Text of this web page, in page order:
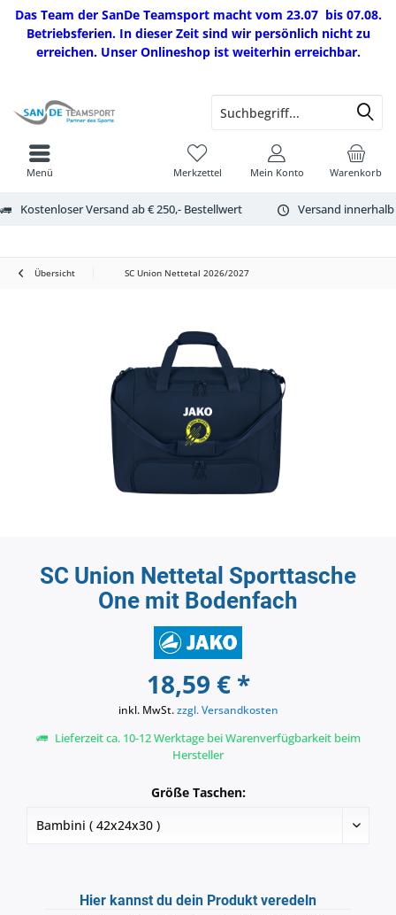
Das Team der SanDe Teamsport macht vom 23.07 bis 07.08.
Betriebsferien. In dieser Zeit sind wir persönlich nicht zu
erreichen. Unser Onlineshop ist weiterhin erreichbar.
Kostenloser Versand ab € 250,- Bestellwert Versand
Warenkorb
Merkzettel Mein Konto
Menü
Übersicht SC Union Nettetal 2026/2027
SC Union Nettetal Sporttasche
One mit Bodenfach
18,59 € *
inkl. MwSt.zzgl. Versandkosten
Lieferzeit ca. 10-12 Werktage bei Warenverfügbarkeit beim
Hersteller
Größe Taschen:
Hier kannst du dein Produkt veredeln